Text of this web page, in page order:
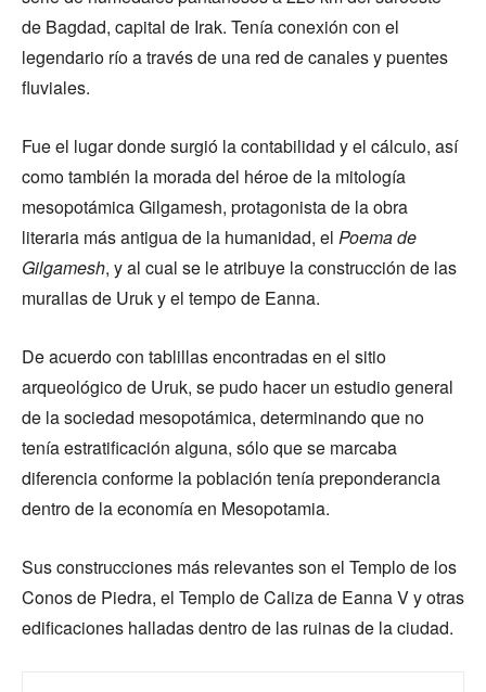
de Bagdad, capital de Irak. Tenía conexión con el
legendario río a través de una red de canales y puentes
fluviales.
Fue el lugar donde surgió la contabilidad y el cálculo, así
como también la morada del héroe de la mitología
mesopotámica Gilgamesh, protagonista de la obra
literaria más antigua de la humanidad, el Poema de
Gilgamesh, y al cual se le atribuye la construcción de las
murallas de Uruk y el tempo de Eanna.
De acuerdo con tablillas encontradas en el sitio
arqueológico de Uruk, se pudo hacer un estudio general
de la sociedad mesopotámica, determinando que no
tenía estratificación alguna, sólo que se marcaba
diferencia conforme la población tenía preponderancia
dentro de la economía en Mesopotamia.
Sus construcciones más relevantes son el Templo de los
Conos de Piedra, el Templo de Caliza de Eanna V y otras
edificaciones halladas dentro de las ruinas de la ciudad.